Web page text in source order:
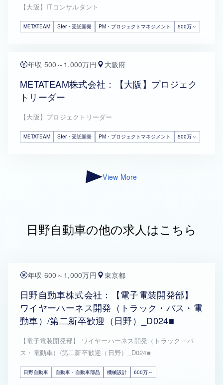
【大阪】ITコンサルタント
METATEAM SIer・受託開発 PM・プロジェクトマネジメント 500万～
年収 500～1,000万円 大阪府
METATEAM株式会社：【大阪】プロジェク
トリーダー
【大阪】プロジェクトリーダー
METATEAM SIer・受託開発 PM・プロジェクトマネジメント 500万～
View More
日野自動車の他の求人はこちら
年収 600～1,000万円 東京都
日野自動車株式会社：【電子電装開発部】
ワイヤーハーネス開発（トラック・バス・電
動車）/第二新卒歓迎（日野）_D024■
【電子電装開発部】 ワイヤーハーネス開発（トラック・バ
ス・電動車）/第二新卒歓迎（日野）_D024■
日野自動車 自動車・自動車部品 機械設計 600万～